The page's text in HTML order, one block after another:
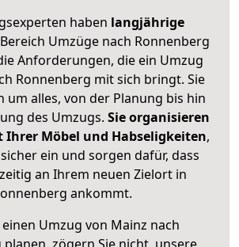
haben langjährige
Umzüge nach Ronnenberg
Anforderungen, die ein Umzug
Ronnenberg mit sich bringt. Sie
um alles, von der Planung bis hin
des Umzugs. Sie organisieren
Ihrer Möbel und Habseligkeiten,
ein und sorgen dafür, dass
an Ihrem neuen Zielort in
ankommt.
einen Umzug von Mainz nach